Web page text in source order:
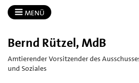
MENÜ
Bernd Rützel, MdB
Amtierender Vorsitzender des
und Soziales